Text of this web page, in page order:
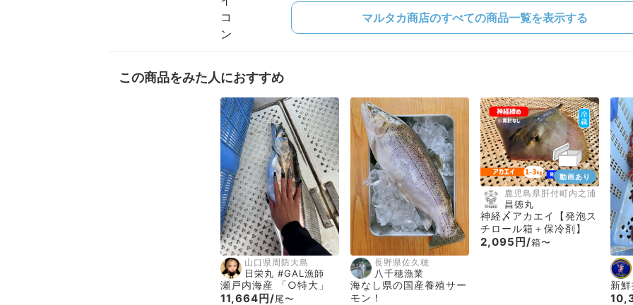
マルタカ商店のすべての商品一覧を表示する
この商品をみた人におすすめ
山口県周防大島
日栄丸 #GAL漁師
瀬戸内海産 「○特大」
11,664円/尾〜
長野県佐久穂
八千穂漁業
海なし県の国産養殖サー
モン！
動画あり
鹿児島県肝付町内之浦
昌徳丸
神経〆アカエイ【発泡ス
チロール箱＋保冷剤】
2,095円/箱〜
新